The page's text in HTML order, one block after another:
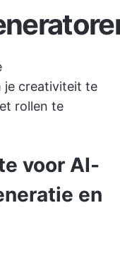
je creativiteit te
rollen te
voor AI-
en